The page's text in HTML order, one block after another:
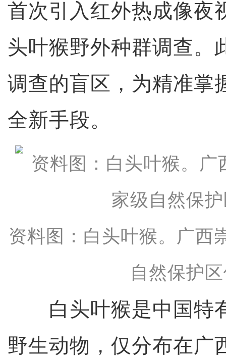
首次引入红外热成像夜
头叶猴野外种群调查。
调查的盲区，为精准掌
全新手段。
资料图：白头叶猴。广西
自然保护
白头叶猴是中国特
野生动物，仅分布在广